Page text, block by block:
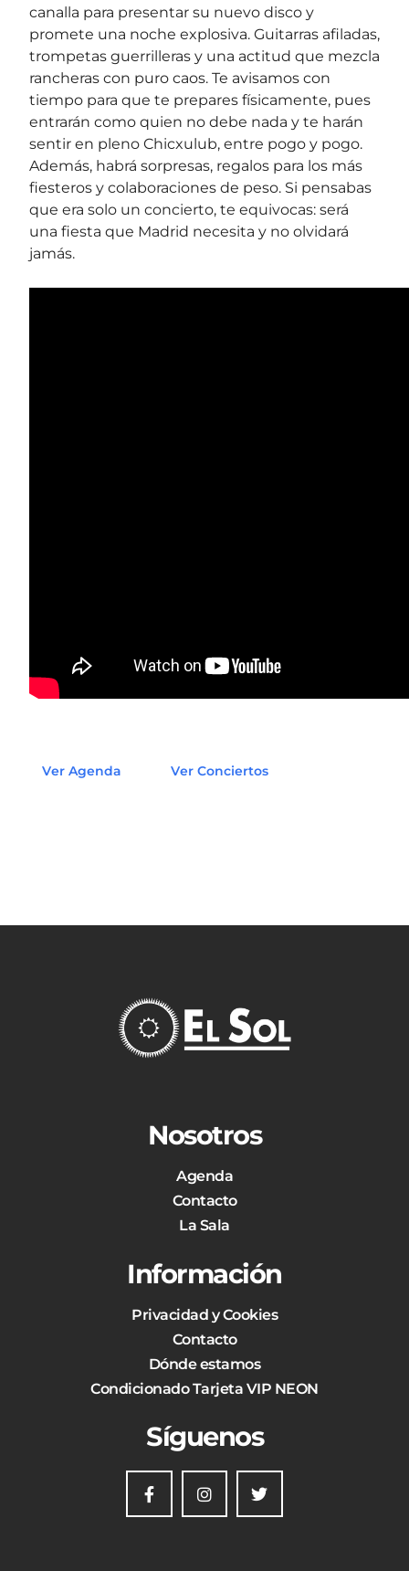
canalla para presentar su nuevo disco y
promete una noche explosiva. Guitarras afiladas,
trompetas guerrilleras y una actitud que mezcla
rancheras con puro caos. Te avisamos con
tiempo para que te prepares físicamente, pues
entrarán como quien no debe nada y te harán
sentir en pleno Chicxulub, entre pogo y pogo.
Además, habrá sorpresas, regalos para los más
fiesteros y colaboraciones de peso. Si pensabas
que era solo un concierto, te equivocas: será
una fiesta que Madrid necesita y no olvidará
jamás.
Ver Agenda Ver Conciertos
Nosotros
Agenda
Contacto
La Sala
Información
Privacidad y Cookies
Contacto
Dónde estamos
Condicionado Tarjeta VIP NEON
Síguenos